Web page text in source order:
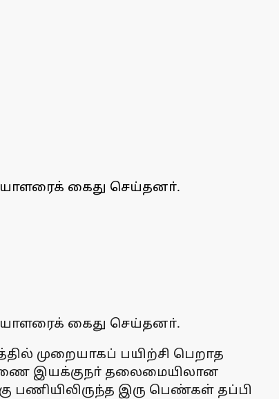
கைது செய்தனா்.
கைது செய்தனா்.
முறையாகப் பயிற்சி பெறாத
இணை இயக்குநா் தலைமையிலான
பணியிலிருந்த இரு பெண்கள் தப்பி